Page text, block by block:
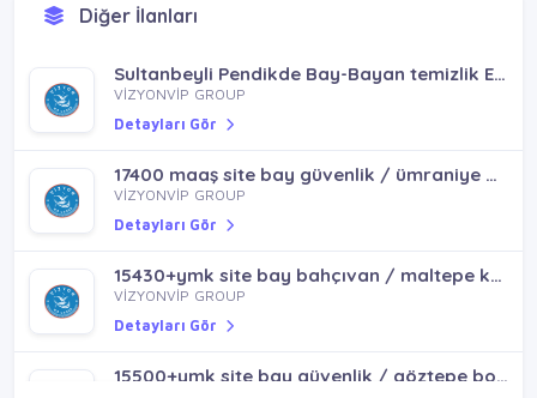
Diğer İlanları
Sultanbeyli Pendikde Bay-Bayan temizlik Elaman
VİZYONVİP GROUP
Detayları Gör
17400 maaş site bay güvenlik / ümraniye dudullu
VİZYONVİP GROUP
Detayları Gör
15430+ymk site bay bahçıvan / maltepe kartal yenisoğanlık mh
VİZYONVİP GROUP
Detayları Gör
15500+ymk site bay güvenlik / göztepe bostancı erenköy